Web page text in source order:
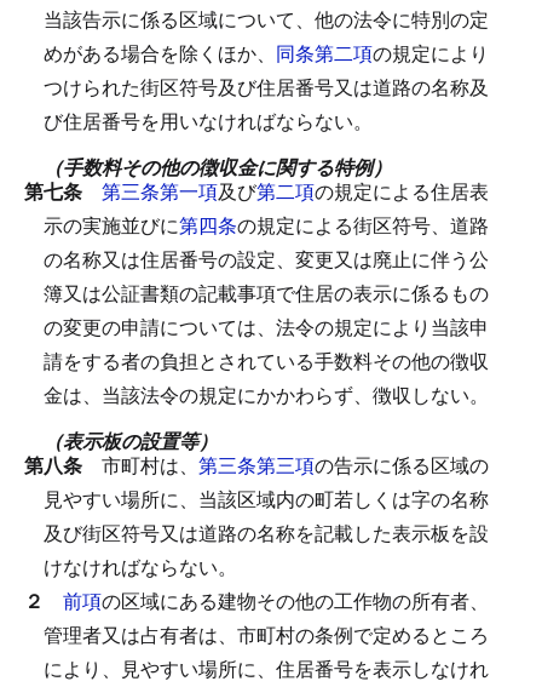
当該告示に係る区域について、他の法令に特別の定
めがある場合を除くほか、 同条第二項の規定により
つけられた街区符号及び住居番号又は道路の名称及
び住居番号を用いなければならない。
（手数料その他の徴収金に関する特例）
第七条 第三条第一項及び第二項の規定による住居表
示の実施並びに第四条の規定による街区符号、道路
の名称又は住居番号の設定、変更又は廃止に伴う公
簿又は公証書類の記載事項で住居の表示に係るもの
の変更の申請については、法令の規定により当該申
請をする者の負担とされている手数料その他の徴収
金は、当該法令の規定にかかわらず、徴収しない。
（表示板の設置等）
第八条 市町村は、 第三条第三項の告示に係る区域の
見やすい場所に、当該区域内の町若しくは字の名称
及び街区符号又は道路の名称を記載した表示板を設
けなければならない。
２ 前項の区域にある建物その他の工作物の所有者、
管理者又は占有者は、市町村の条例で定めるところ
により、見やすい場所に、住居番号を表示しなけれ